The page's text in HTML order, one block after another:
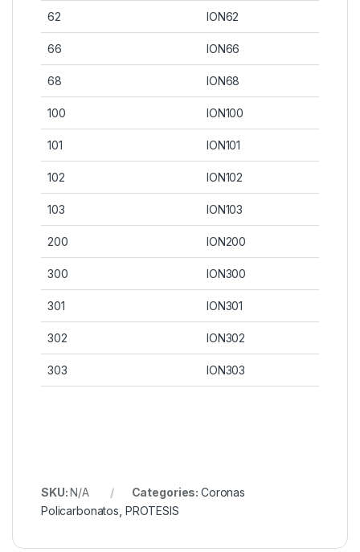
62 ION62
66 ION66
68 ION68
100 ION100
101 ION101
102 ION102
103 ION103
200 ION200
300 ION300
301 ION301
302 ION302
303 ION303
SKU:N/A Categories: Coronas
Policarbonatos PROTESIS